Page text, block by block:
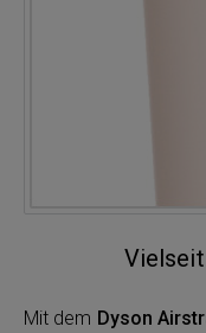
Mit dem Dyson